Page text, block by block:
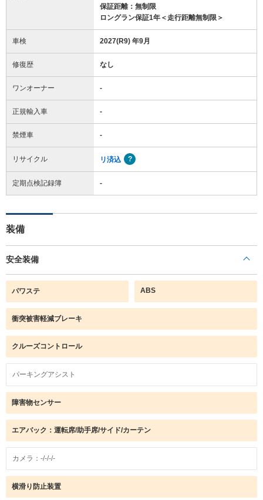
保証距離：無制限
ロングラン保証1年＜走行距離無制限＞
車検 2027(R9) 年9月
修復歴 なし
ワンオーナー -
正規輸入車 -
禁煙車 -
リサイクル リ済込
定期点検記録簿 -
装備
安全装備
パワステ ABS
衝突被害軽減ブレーキ
クルーズコントロール
パーキングアシスト
障害物センサー
エアバック：運転席/助手席/サイド/カーテン
カメラ：-/-/-/-
横滑り防止装置